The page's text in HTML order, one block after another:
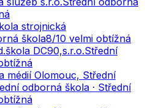
strojnická
škola8/10 velmi obtížná
DC90,s.r.o.Střední
médií Olomouc, Střední
odborná škola · Střední